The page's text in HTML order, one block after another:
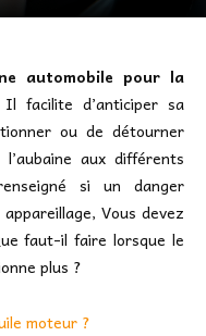
automobile pour la
facilite d’anticiper sa
ou de détourner
aux différents
si un danger
Vous devez
faut-il faire lorsque le
plus ?
moteur ?